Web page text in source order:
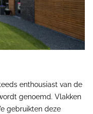
enthousiast van de
genoemd. Vlakken
gebruikten deze